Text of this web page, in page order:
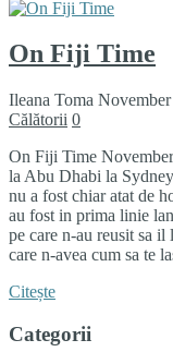
On Fiji Time
Ileana Toma
Călătorii 0
On Fiji Time
la Abu Dhabi la
nu a fost chiar atat de
au fost in prima linie
pe care n-au reusit sa
care n-avea cum sa te
Citește
Categorii